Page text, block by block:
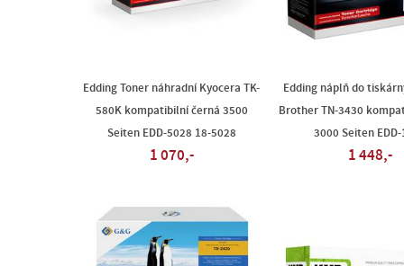
Edding Toner náhradní Kyocera TK-
580K kompatibilní černá 3500
Seiten EDD-5028 18-5028
1 070,-
Edding náplň do
Brother TN-3430
3000 Seiten
1 448,-